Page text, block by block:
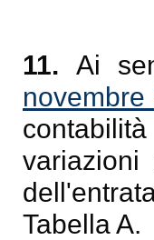
11.Ai
Tabella A.